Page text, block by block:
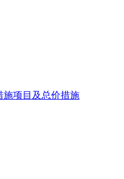
施项目及总价措施